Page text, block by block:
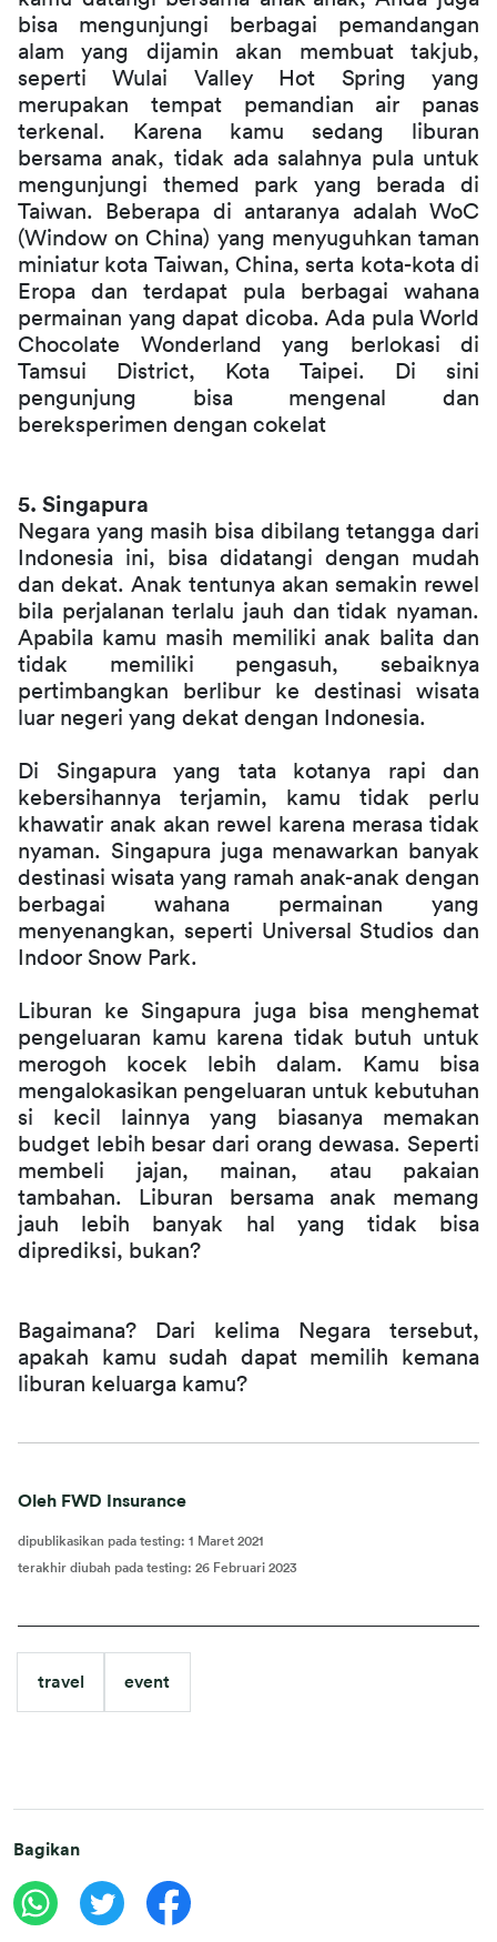
bisa mengunjungi berbagai pemandangan
alam yang dijamin akan membuat takjub,
seperti Wulai Valley Hot Spring yang
merupakan tempat pemandian air panas
terkenal. Karena kamu sedang liburan
bersama anak, tidak ada salahnya pula untuk
mengunjungi themed park yang berada di
Taiwan. Beberapa di antaranya adalah WoC
(Window on China) yang menyuguhkan taman
miniatur kota Taiwan, China, serta kota-kota di
Eropa dan terdapat pula berbagai wahana
permainan yang dapat dicoba. Ada pula World
Chocolate Wonderland yang berlokasi di
Tamsui District, Kota Taipei. Di sini
pengunjung bisa mengenal dan
bereksperimen dengan cokelat
5. Singapura
Negara yang masih bisa dibilang tetangga dari
Indonesia ini, bisa didatangi dengan mudah
dan dekat. Anak tentunya akan semakin rewel
bila perjalanan terlalu jauh dan tidak nyaman.
Apabila kamu masih memiliki anak balita dan
tidak memiliki pengasuh, sebaiknya
pertimbangkan berlibur ke destinasi wisata
luar negeri yang dekat dengan Indonesia.
Di Singapura yang tata kotanya rapi dan
kebersihannya terjamin, kamu tidak perlu
khawatir anak akan rewel karena merasa tidak
nyaman. Singapura juga menawarkan banyak
destinasi wisata yang ramah anak-anak dengan
berbagai wahana permainan yang
menyenangkan, seperti Universal Studios dan
Indoor Snow Park.
Liburan ke Singapura juga bisa menghemat
pengeluaran kamu karena tidak butuh untuk
merogoh kocek lebih dalam. Kamu bisa
mengalokasikan pengeluaran untuk kebutuhan
si kecil lainnya yang biasanya memakan
budget lebih besar dari orang dewasa. Seperti
membeli jajan, mainan, atau pakaian
tambahan. Liburan bersama anak memang
jauh lebih banyak hal yang tidak bisa
diprediksi, bukan?
Bagaimana? Dari kelima Negara tersebut,
apakah kamu sudah dapat memilih kemana
liburan keluarga kamu?
Oleh FWD Insurance
dipublikasikan pada testing: 1 Maret 2021
terakhir diubah pada testing: 26 Februari 2023
travel event
Bagikan